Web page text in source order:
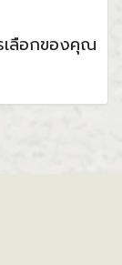
เลือกของคุณ